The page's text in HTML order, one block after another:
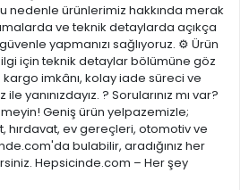
nedenle ürünlerimiz hakkında merak
ve teknik detaylarda açıkça
yapmanızı sağlıyoruz. ⚙️ Ürün
için teknik detaylar bölümüne göz
kargo imkânı, kolay iade süreci ve
yanınızdayız. ? Sorularınız mı var?
Geniş ürün yelpazemizle;
hırdavat, ev gereçleri, otomotiv ve
bulabilir, aradığınız her
Hepsicinde.com – Her şey